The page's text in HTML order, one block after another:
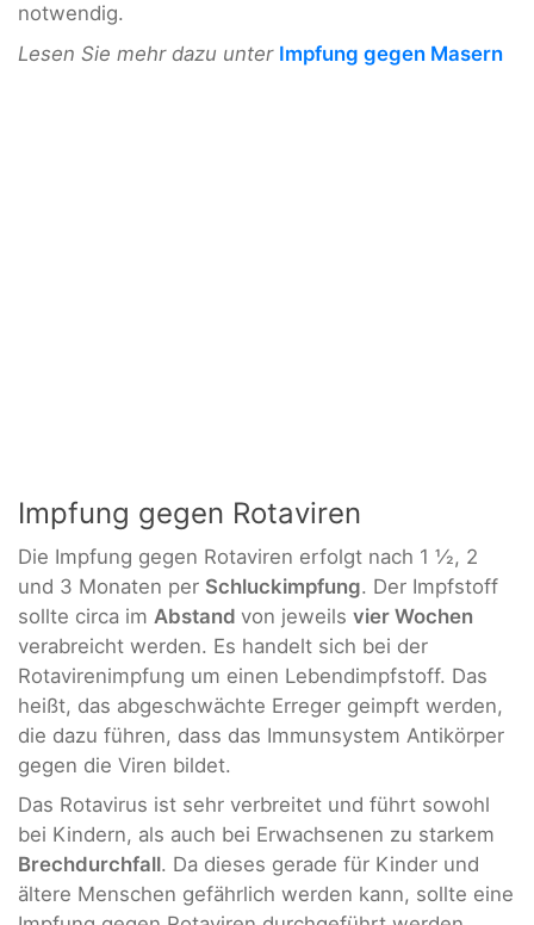
notwendig.
Lesen Sie mehr dazu unter Impfung gegen Masern
Impfung gegen Rotaviren
Die Impfung gegen Rotaviren erfolgt nach 1 ½, 2
und 3 Monaten per Schluckimpfung. Der Impfstoff
sollte circa im Abstand von jeweils vier Wochen
verabreicht werden. Es handelt sich bei der
Rotavirenimpfung um einen Lebendimpfstoff. Das
heißt, das abgeschwächte Erreger geimpft werden,
die dazu führen, dass das Immunsystem Antikörper
gegen die Viren bildet.
Das Rotavirus ist sehr verbreitet und führt sowohl
bei Kindern, als auch bei Erwachsenen zu starkem
Brechdurchfall. Da dieses gerade für Kinder und
ältere Menschen gefährlich werden kann, sollte eine